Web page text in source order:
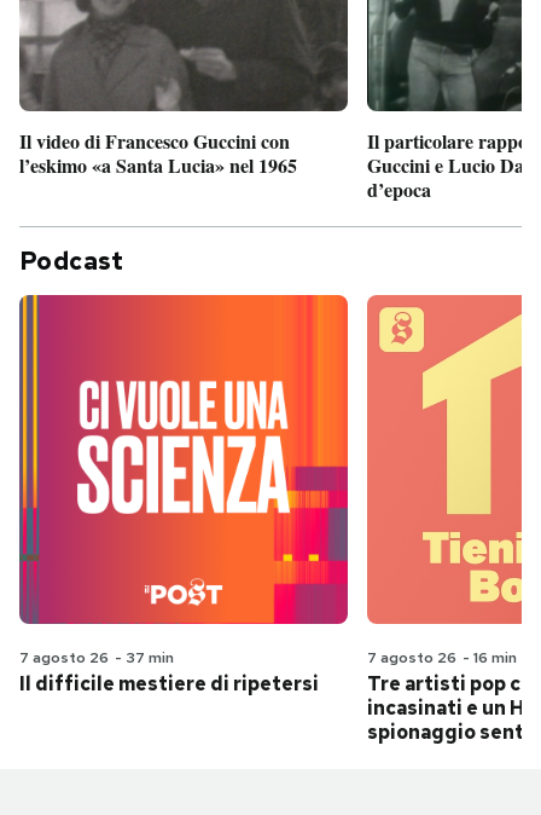
Il video di Francesco Guccini con
l’eskimo «a Santa Lucia» nel 1965
Il particolare
Guccini e Lucio
d’epoca
Podcast
7 agosto 26 - 37 min
Il difficile mestiere di ripetersi
7 agosto 26 - 16 min
Tre artisti pop
incasinati e un
spionaggio